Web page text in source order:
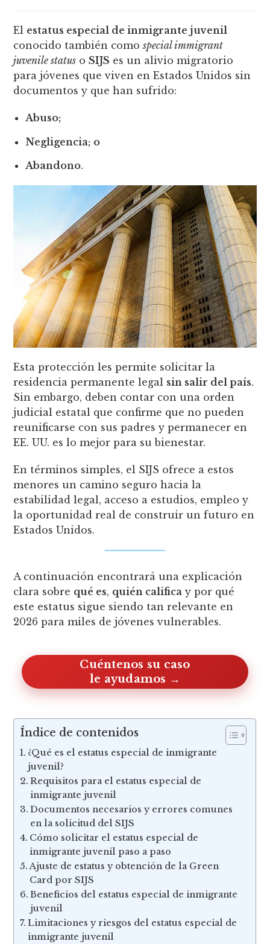
El estatus especial de inmigrante juvenil
conocido también comospecial immigrant
juvenile status oSIJS es un alivio migratorio
para jóvenes que viven en Estados Unidos sin
documentos y que han sufrido:
Abuso;
Negligencia; o
Abandono.
Esta protección les permite solicitar la
residencia permanente legal sin salir del país.
Sin embargo, deben contar con una orden
judicial estatal que confirme que no pueden
reunificarse con sus padres y permanecer en
EE. UU. es lo mejor para su bienestar.
En términos simples, el SIJS ofrece a estos
menores un camino seguro hacia la
estabilidad legal, acceso a estudios, empleo y
la oportunidad real de construir un futuro en
Estados Unidos.
A continuación encontrará una explicación
clara sobre qué es, quién califica y por qué
este estatus sigue siendo tan relevante en
2026 para miles de jóvenes vulnerables.
Cuéntenos su caso, le ayudamos
Índice de contenidos
¿Qué es el estatus especial de inmigrante
juvenil?
Requisitos para el estatus especial de
inmigrante juvenil
Documentos necesarios y errores comunes
en la solicitud del SIJS
Cómo solicitar el estatus especial de
inmigrante juvenil paso a paso
Ajuste de estatus y obtención de la Green
Card por SIJS
Beneficios del estatus especial de inmigrante
juvenil
Limitaciones y riesgos del estatus especial de
inmigrante juvenil